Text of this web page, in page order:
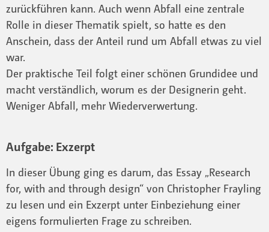
zurückführen kann. Auch wenn Abfall eine zentrale
Rolle in dieser Thematik spielt, so hatte es den
Anschein, dass der Anteil rund um Abfall etwas zu viel
war.
Der praktische Teil folgt einer schönen Grundidee und
macht verständlich, worum es der Designerin geht.
Weniger Abfall, mehr Wiederverwertung.
Aufgabe: Exzerpt
In dieser Übung ging es darum, das Essay „Research
for, with and through design“ von Christopher Frayling
zu lesen und ein Exzerpt unter Einbeziehung einer
eigens formulierten Frage zu schreiben.